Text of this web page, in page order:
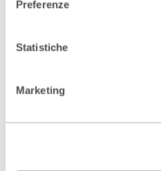
Preferenze
Statistiche
Marketing
Scopri un luogo unico